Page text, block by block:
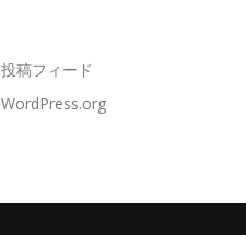
投稿フィード
WordPress.org